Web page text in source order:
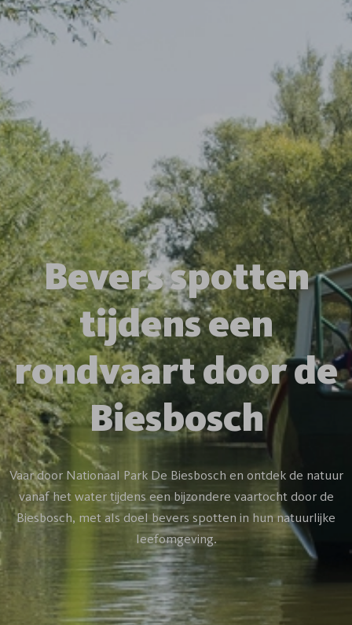
Bevers spotten
tijdens een
rondvaart door de
Biesbosch
Vaar door Nationaal Park De Biesbosch en ontdek de natuur
vanaf het water tijdens een bijzondere vaartocht door de
Biesbosch, met als doel bevers spotten in hun natuurlijke
leefomgeving.